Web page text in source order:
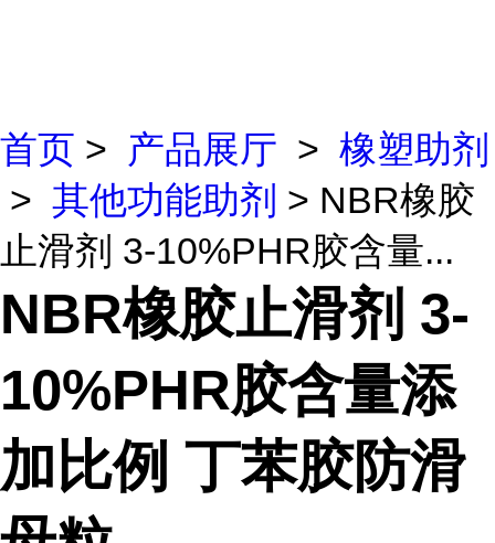
首页 > 产品展厅 > 橡塑助剂
> 其他功能助剂 > NBR橡胶
止滑剂 3-10%PHR胶含量...
NBR橡胶止滑剂 3-
10%PHR胶含量添
加比例 丁苯胶防滑